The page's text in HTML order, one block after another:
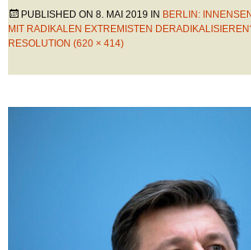
PUBLISHED ON 8. MAI 2019 IN BERLIN:
MIT RADIKALEN EXTREMISTEN
RESOLUTION (620 × 414)